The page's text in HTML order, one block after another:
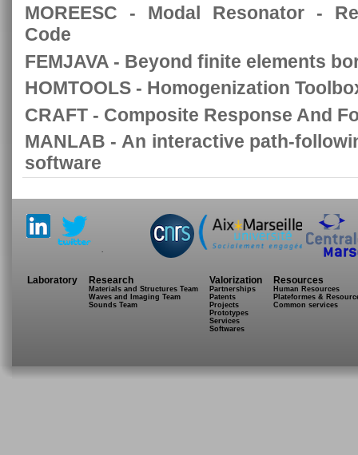
MOREESC - Modal Resonator -
Code
FEMJAVA - Beyond finite elements
HOMTOOLS - Homogenization
CRAFT - Composite Response And
MANLAB - An interactive path-
software
.
Laboratory Research
Materials and Structures Team
Waves and Imaging Team
Sounds Team
Valorization
Partnerships
Patents
Projects
Prototypes
Services
Softwares
Resources
Human Resources
Plateformes &
Common services